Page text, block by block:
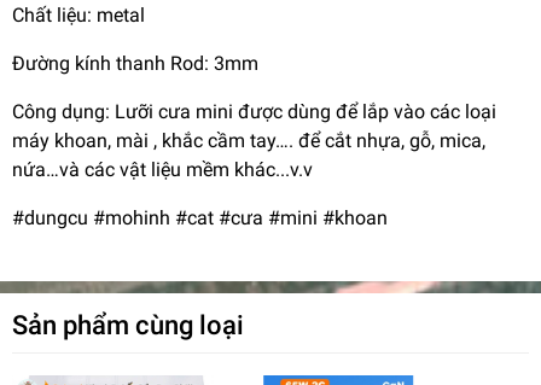
Chất liệu: metal
Đường kính thanh Rod: 3mm
Công dụng: Lưỡi cưa mini được dùng để lắp vào các loại
máy khoan, mài , khắc cầm tay…. để cắt nhựa, gỗ, mica,
nứa…và các vật liệu mềm khác...v.v
#dungcu #mohinh #cat #cưa #mini #khoan
Sản phẩm cùng loại